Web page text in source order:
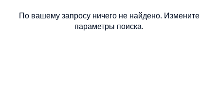
По вашему запросу ничего не найдено. Измените
параметры поиска.